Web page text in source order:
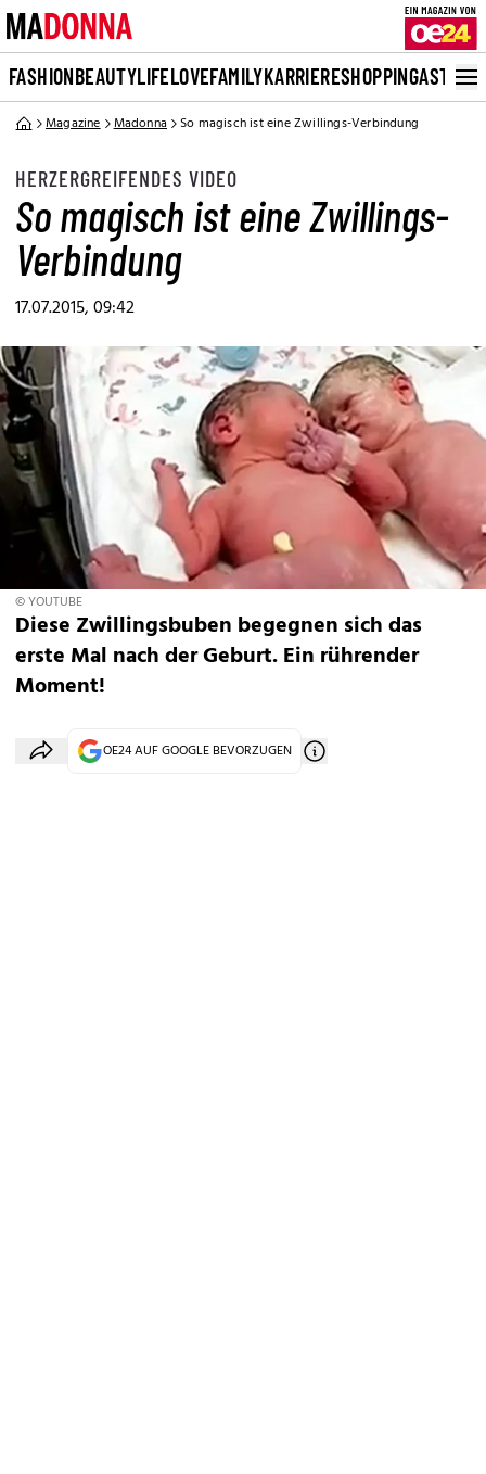
FASHIONBEAUTYLIFELOVEFAMILYKARRIERESHOPPINGASTRO
Magazine Madonna So magisch ist eine Zwillings-Verbindung
HERZERGREIFENDES VIDEO
So magisch ist eine Zwillings-
Verbindung
17.07.2015, 09:42
© YOUTUBE
Diese Zwillingsbuben begegnen sich das
erste Mal nach der Geburt. Ein rührender
Moment!
OE24 AUF GOOGLE BEVORZUGEN